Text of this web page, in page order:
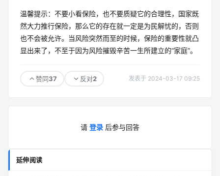
温馨提示：不要小看保险，也不要质疑它的合理性，国家既
然大力推行保险，那么它的存在就一定是为民解忧的，否则
也不会被允许。当风险突然而至的时候，保险的重要性就凸
显出来了，不至于因为风险摧毁辛苦一生所建立的“家庭”。
赞同37 反对2 发表于 2024-03-17 09:25
请 登录 后参与回答
延伸阅读